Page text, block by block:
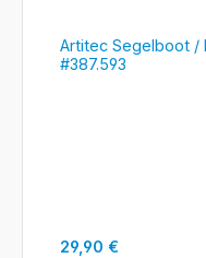
Artitec Segelboot /
#387.593
Regulärer Preis:
29,90 €